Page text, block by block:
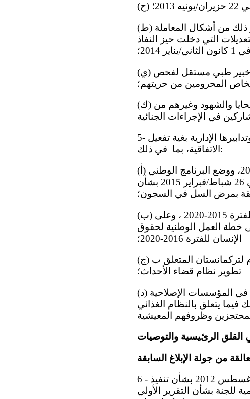
(ط) تعديلات قانون المخالفات الإدارية التي تحظر استخدام التعذيب والعنف وغير ذلك من أشكال المعاملة
التي دخلت حيز النفاذ
في 1 كانون الثاني/يناير 2014؛
(ي) اعتمادها في 23 أيار/مايو 2015 لقانون حماية الصحة، الذي ينص على توفير خبير طبي مستقل لفحص
المحرومين من حريتهم؛
(ك) اعتماد ها في 12 كانون الثاني/يناير 2016 ل قانون حماية الدولة للضحايا والشهود وغيرهم من
5- كما ترحب اللجنة بمبادرات الدولة الطرف لتعديل سياساتها وبرامجها وتدابيرها الإدارية بغية تفعيل
الاتفاقية، بما في ذلك:
(أ) اعتماد الاستراتيجية الوطنية للوقاية والحد من مرض السل للفترة 2008-2015، ووضع البرنامج الوطني
للوقاية والحد من السل للفترة 2010-2015، وعقد اجتماع مائدة مستديرة في 26 شباط/فبراير 2015 بشأن
بمرض السل في السجون؛
(ب) موافقة رئيس الجمهورية على خطة العمل الوطنية للمساواة بين الجنسين للفترة 2015-2020 ، وعلى
لمكافحة الاتجار بالأشخاص للفترة 2016-2018 ، وعلى خطة العمل الوطنية لحقوق
الإنسان للفترة 2016-2020؛
(ج) الأمر الرئاسي الصادر في 1 حزيران/يونيه 2012 بشأن اعتماد البرنامج العام لتركمانستان المتعلق ب
تطوير نظام قضاء الأحداث؛
(د) القرار الرئاسي المؤرخ 11 نيسان/أبريل 2014 بشأن تحسين ظروف الاحتجاز في المؤسسات الإصلاحية
فيما يتعلق بالنظام الغذائي
القلق الرئيسية والتوصيات
من جولة الإبلاغ السابقة
6 - تحيط اللجنة علماً بالمعلومات التي قدمتها الدولة الطرف في 31 آب/أغسطس 2012 بشأن تنفيذ
الختامية للجنة بشأن التقرير الأولي